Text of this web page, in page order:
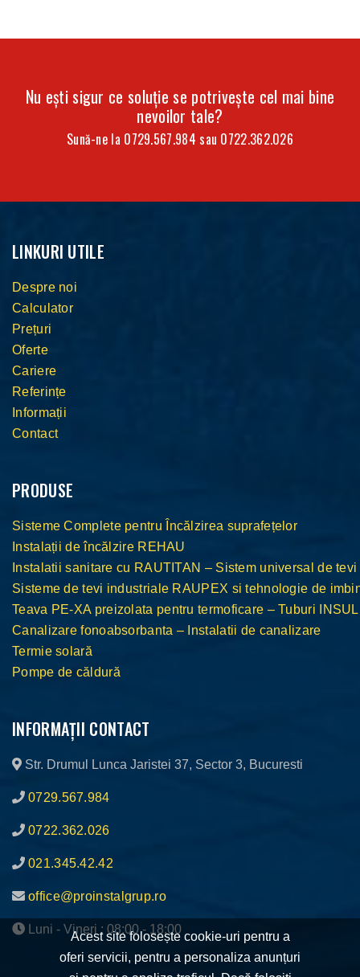
Nu ești sigur ce soluție se potrivește cel mai bine
nevoilor tale?
Sună-ne la 0729.567.984 sau 0722.362.026
LINKURI UTILE
Despre noi
Calculator
Prețuri
Oferte
Cariere
Referințe
Informații
Contact
PRODUSE
Sisteme Complete pentru Încălzirea suprafețelor
Instalații de încălzire REHAU
Instalatii sanitare cu RAUTITAN – Sistem universal de tevi
Sisteme de tevi industriale RAUPEX si tehnologie de
Teava PE-XA preizolata pentru termoficare – Tuburi
Canalizare fonoabsorbanta – Instalatii de canalizare
Termie solară
Pompe de căldură
INFORMAȚII CONTACT
Str. Drumul Lunca Jaristei 37, Sector 3, Bucuresti
0729.567.984
0722.362.026
021.345.42.42
office@proinstalgrup.ro
Luni - Vineri : 08:00 - 18:00
Acest site folosește cookie-uri pentru a
oferi servicii, pentru a personaliza anunțuri